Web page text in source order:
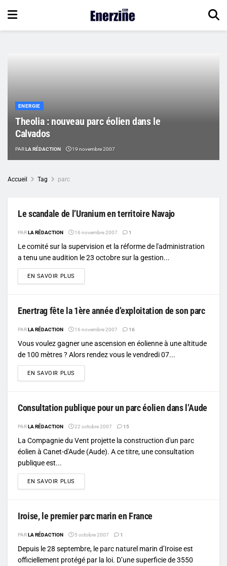
ENERGIE
Theolia : nouveau parc éolien dans le
Calvados
PARLA RÉDACTION 19 novembre 2007
Accueil Tag parc
Le scandale de l’Uranium en territoire Navajo
PARLA RÉDACTION 16 novembre 2007 1
Le comité sur la supervision et la réforme de l'administration
a tenu une audition le 23 octobre sur la gestion...
EN SAVOIR PLUS
Enertrag fête la 1ère année d’exploitation de son parc
PARLA RÉDACTION 16 novembre 2007 16
Vous voulez gagner une ascension en éolienne à une altitude
de 100 mètres ? Alors rendez vous le vendredi 07...
EN SAVOIR PLUS
Consultation publique pour un parc éolien dans l’Aude
PARLA RÉDACTION 22 octobre 2007 15
La Compagnie du Vent projette la construction d'un parc
éolien à Canet-d'Aude (Aude). A ce titre, une consultation
publique est...
EN SAVOIR PLUS
Iroise, le premier parc marin en France
PARLA RÉDACTION 5 octobre 2007 1
Depuis le 28 septembre, le parc naturel marin d’Iroise est
officiellement protégé par la loi. D’une superficie de 3550